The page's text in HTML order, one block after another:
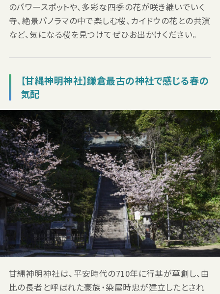
のパワースポットや、多彩な四季の花が咲き継いでいく
寺、絶景パノラマの中で楽しむ桜、カイドウの花との共演
など、気になる桜を見つけてぜひお出かけください。
【甘縄神明神社】鎌倉最古の神社で感じる春の
気配
甘縄神明神社は、平安時代の710年に行基が草創し、由
比の長者と呼ばれた豪族・染屋時忠が建立したとされ